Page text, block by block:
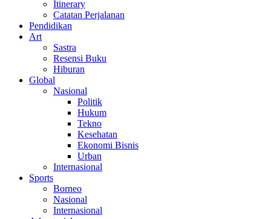
Itinerary
Catatan Perjalanan
Pendidikan
Art
Sastra
Resensi Buku
Hiburan
Global
Nasional
Politik
Hukum
Tekno
Kesehatan
Ekonomi Bisnis
Urban
Internasional
Sports
Borneo
Nasional
Internasional